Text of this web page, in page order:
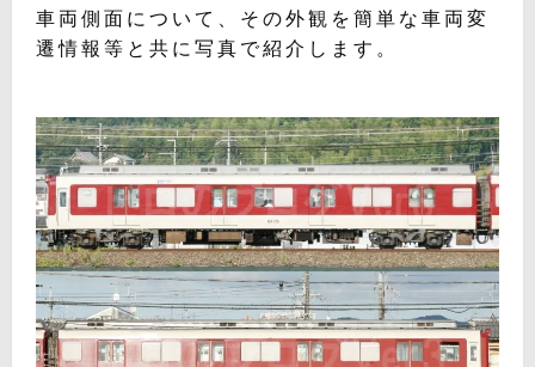
車両側面について、その外観を簡単な車両変
遷情報等と共に写真で紹介します。